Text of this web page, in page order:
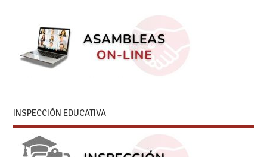
INSPECCIÓN EDUCATIVA